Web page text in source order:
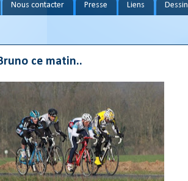
Nous contacter Presse Liens
ce matin..